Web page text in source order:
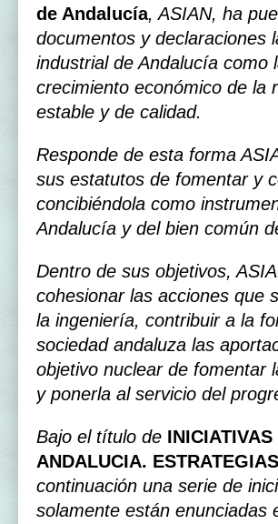
de Andalucía, ASIAN, ha
documentos y declaraciones
industrial de Andalucía como
crecimiento económico de la
estable y de calidad.
Responde de esta forma
sus estatutos de fomentar y
concibiéndola como
Andalucía y del bien común
Dentro de sus objetivos,
cohesionar las acciones que
la ingeniería, contribuir a la
sociedad andaluza las
objetivo nuclear de fomentar
y ponerla al servicio del
Bajo el título de
ANDALUCIA.
continuación una serie de
solamente están